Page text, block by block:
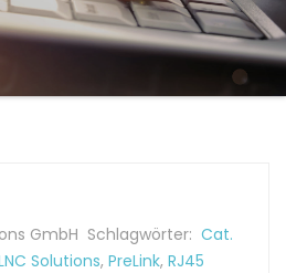
GmbH Schlagwörter: Cat.
Solutions, PreLink, RJ45